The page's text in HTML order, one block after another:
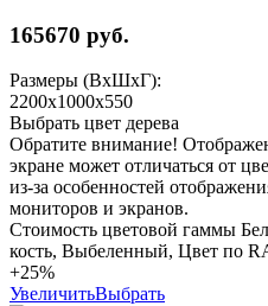
165670 руб.
Размеры (ВхШхГ):
2200x1000x550
Выбрать цвет дерева
Обратите внимание!
экране может отличаться от
из-за особенностей
мониторов и экранов.
Стоимость цветовой гаммы
кость, Выбеленный, Цвет по
+25%
УвеличитьВыбрать